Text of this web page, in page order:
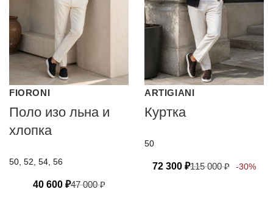
FIORONI
Поло изо льна и
хлопка
50, 52, 54, 56
40 600 ₽47 000₽
ARTIGIANI
Куртка
50
72 300 ₽115 000₽ -30%